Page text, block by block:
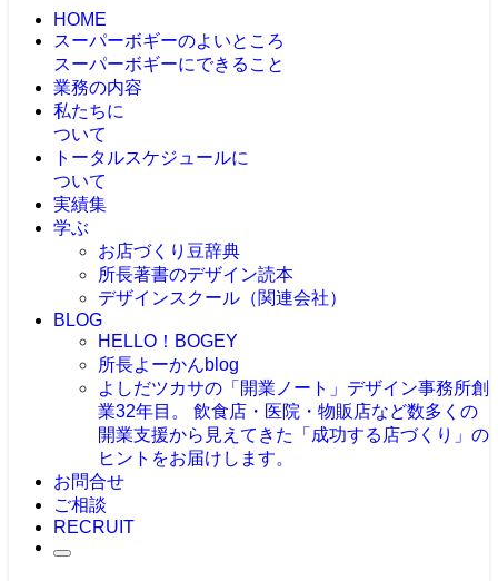
HOME
スーパーボギーのよいところ
スーパーボギーにできること
業務の内容
私たちに
ついて
トータルスケジュールに
ついて
実績集
学ぶ
お店づくり豆辞典
所長著書のデザイン読本
デザインスクール（関連会社）
BLOG
HELLO！BOGEY
所長よーかんblog
よしだツカサの「開業ノート」 デザイン事務所創
業32年目。 飲食店・医院・物販店など数多くの
開業支援から見えてきた「成功する店づくり」の
ヒントをお届けします。
お問合せ
ご相談
RECRUIT